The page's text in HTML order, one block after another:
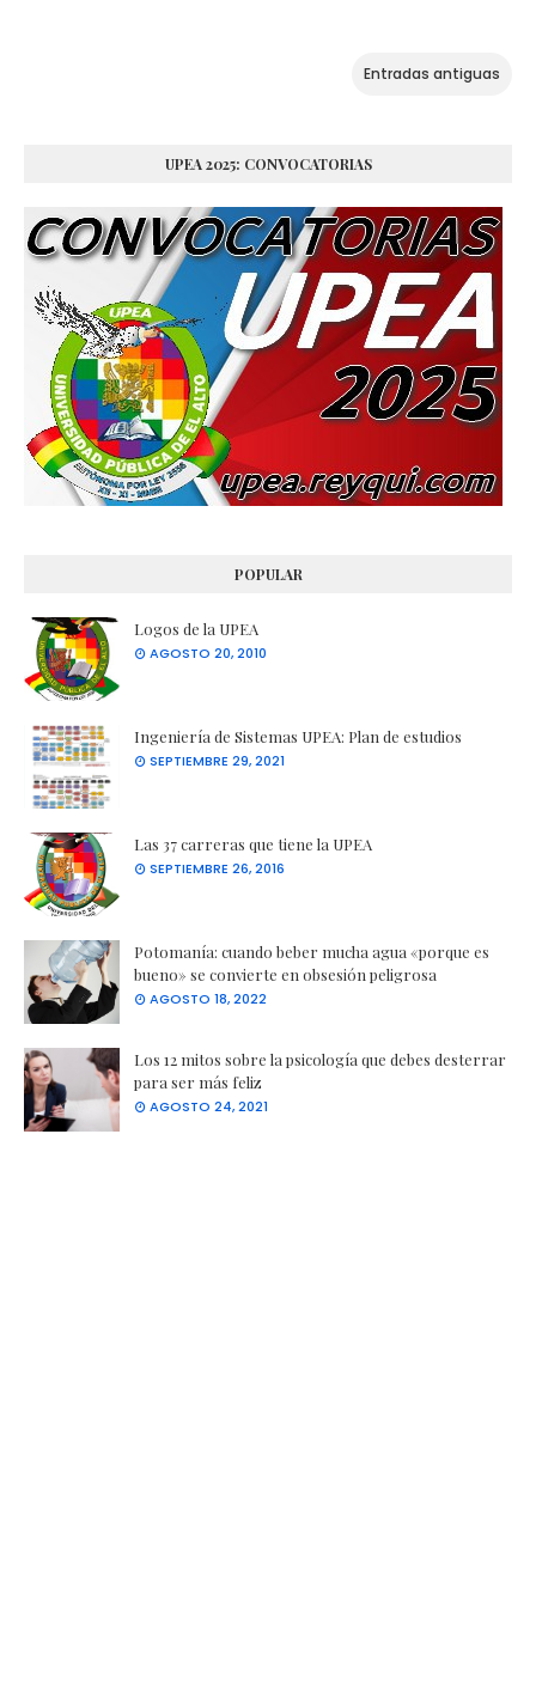
Entradas antiguas
UPEA 2025: CONVOCATORIAS
POPULAR
Logos de la UPEA
AGOSTO 20, 2010
Ingeniería de Sistemas UPEA: Plan de estudios
SEPTIEMBRE 29, 2021
Las 37 carreras que tiene la UPEA
SEPTIEMBRE 26, 2016
Potomanía: cuando beber mucha agua «porque es
bueno» se convierte en obsesión peligrosa
AGOSTO 18, 2022
Los 12 mitos sobre la psicología que debes desterrar
para ser más feliz
AGOSTO 24, 2021